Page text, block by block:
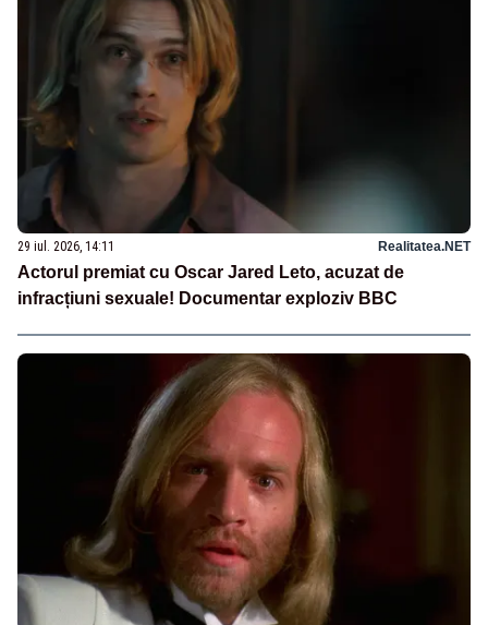
29 iul. 2026, 14:11 Realitatea.NET
Actorul premiat cu Oscar Jared Leto, acuzat de
infracțiuni sexuale! Documentar exploziv BBC